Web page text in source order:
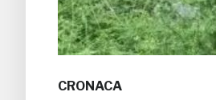
CRONACA